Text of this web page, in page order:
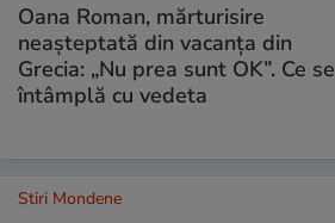
Oana Roman, mărturisire
neașteptată din vacanța din
Grecia: „Nu prea sunt OK”. Ce se
întâmplă cu vedeta
Stiri Mondene